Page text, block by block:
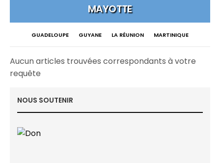
MAYOTTE
GUADELOUPE GUYANE LA RÉUNION MARTINIQUE
Aucun articles trouvées correspondants à votre
requête
NOUS SOUTENIR